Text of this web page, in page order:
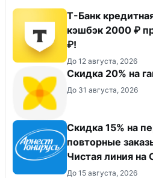
Т-Банк
кэшбэк 2000 ₽
₽!
До 12 августа, 2026
Скидка 20% на
До 31 августа, 2026
Скидка 15% на
повторные
Чистая линия на
До 15 августа, 2026